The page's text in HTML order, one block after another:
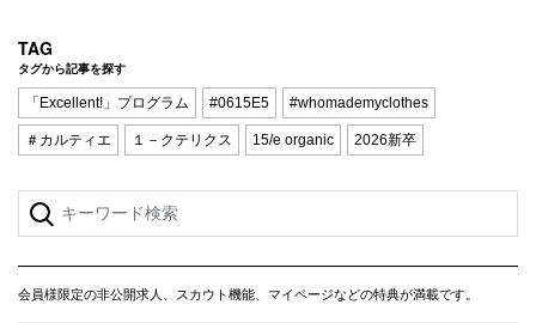
TAG
タグから記事を探す
「Excellent!」プログラム #0615E5 #whomademyclothes
＃カルティエ １－クテリクス 15/e organic 2026新卒
会員様限定の非公開求人、スカウト機能、マイページなどの特典が満載です。